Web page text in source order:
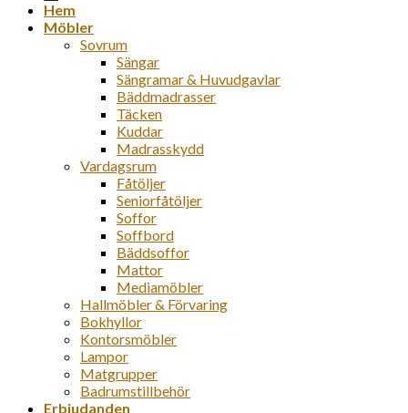
Hem
Möbler
Sovrum
Sängar
Sängramar & Huvudgavlar
Bäddmadrasser
Täcken
Kuddar
Madrasskydd
Vardagsrum
Fåtöljer
Seniorfåtöljer
Soffor
Soffbord
Bäddsoffor
Mattor
Mediamöbler
Hallmöbler & Förvaring
Bokhyllor
Kontorsmöbler
Lampor
Matgrupper
Badrumstillbehör
Erbjudanden